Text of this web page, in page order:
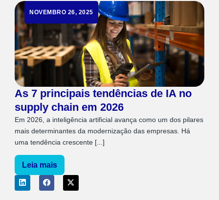
NOVEMBRO 26, 2025
As 7 principais tendências de IA no
supply chain em 2026
Em 2026, a inteligência artificial avança como um dos pilares
mais determinantes da modernização das empresas. Há
uma tendência crescente [...]
Leia mais